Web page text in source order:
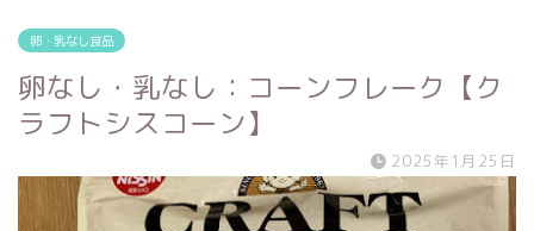
卵・乳なし食品
卵なし・乳なし：コーンフレーク【ク
ラフトシスコーン】
2025年1月25日